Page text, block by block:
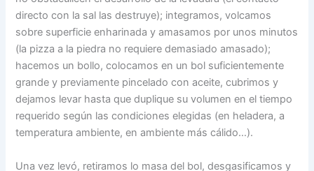
directo con la sal las destruye); integramos, volcamos
sobre superficie enharinada y amasamos por unos minutos
(la pizza a la piedra no requiere demasiado amasado);
hacemos un bollo, colocamos en un bol suficientemente
grande y previamente pincelado con aceite, cubrimos y
dejamos levar hasta que duplique su volumen en el tiempo
requerido según las condiciones elegidas (en heladera, a
temperatura ambiente, en ambiente más cálido…).
Una vez levó, retiramos lo masa del bol, desgasificamos y